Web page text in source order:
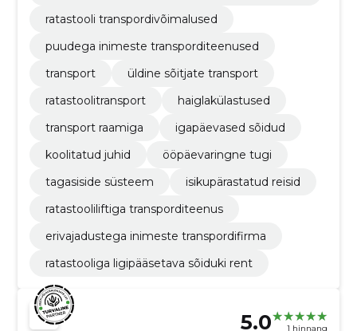
ratastooli transpordivõimalused
puudega inimeste transporditeenused
transport
üldine sõitjate transport
ratastoolitransport
haiglakülastused
transport raamiga
igapäevased sõidud
koolitatud juhid
ööpäevaringne tugi
tagasiside süsteem
isikupärastatud reisid
ratastooliliftiga transporditeenus
erivajadustega inimeste transpordifirma
ratastooliga ligipääsetava sõiduki rent
5.0 1 hinnang